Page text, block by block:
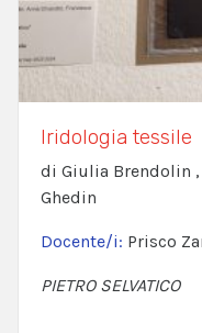
Iridologia tessile
di Giulia Brendolin ,
Ghedin
Docente/i: Prisco
PIETRO SELVATICO